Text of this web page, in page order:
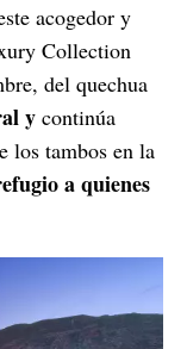
acogedor y
Collection
del quechua
y continúa
los tambos en la
a quienes